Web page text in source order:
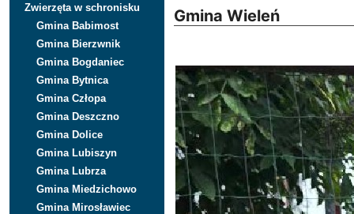
Zwierzęta w schronisku
Gmina Babimost
Gmina Bierzwnik
Gmina Bogdaniec
Gmina Bytnica
Gmina Człopa
Gmina Deszczno
Gmina Dolice
Gmina Lubiszyn
Gmina Lubrza
Gmina Miedzichowo
Gmina Mirosławiec
Gmina Wieleń